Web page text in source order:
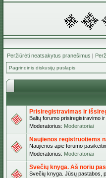
Peržiūrėti neatsakytus pranešimus |
Pagrindinis diskusijų puslapis
Prisiregistravimas ir
Baltų forumo prisiregistravimo
Moderatorius: Moderatoriai
Naujienos registruotiems
Naujienos apie forumo
Moderatorius: Moderatoriai
Svečių knyga. Aš noriu
Svečių knyga. Jūsų pastabos,